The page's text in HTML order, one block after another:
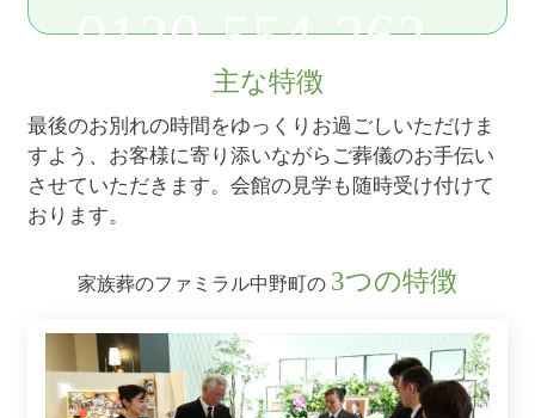
0120-554-262
主な特徴
最後のお別れの時間をゆっくりお過ごしいただけま
すよう、お客様に寄り添いながらご葬儀のお手伝い
させていただきます。会館の見学も随時受け付けて
おります。
家族葬のファミラル中野町の 3つの特徴